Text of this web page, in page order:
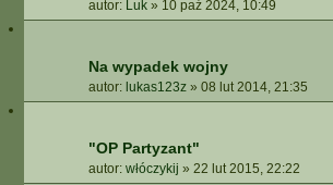
autor: Luk » 10 paź 2024, 10:49
Na wypadek wojny
autor: lukas123z » 08 lut 2014, 21:35
"OP Partyzant"
autor: włóczykij » 22 lut 2015, 22:22